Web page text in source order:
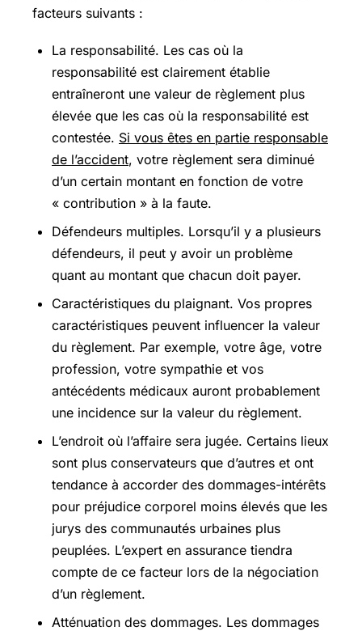
facteurs suivants :
La responsabilité. Les cas où la
responsabilité est clairement établie
entraîneront une valeur de règlement plus
élevée que les cas où la responsabilité est
contestée. Si vous êtes en partie responsable
de l’accident, votre règlement sera diminué
d’un certain montant en fonction de votre
« contribution » à la faute.
Défendeurs multiples. Lorsqu’il y a plusieurs
défendeurs, il peut y avoir un problème
quant au montant que chacun doit payer.
Caractéristiques du plaignant. Vos propres
caractéristiques peuvent influencer la valeur
du règlement. Par exemple, votre âge, votre
profession, votre sympathie et vos
antécédents médicaux auront probablement
une incidence sur la valeur du règlement.
L’endroit où l’affaire sera jugée. Certains lieux
sont plus conservateurs que d’autres et ont
tendance à accorder des dommages-intérêts
pour préjudice corporel moins élevés que les
jurys des communautés urbaines plus
peuplées. L’expert en assurance tiendra
compte de ce facteur lors de la négociation
d’un règlement.
Atténuation des dommages. Les dommages